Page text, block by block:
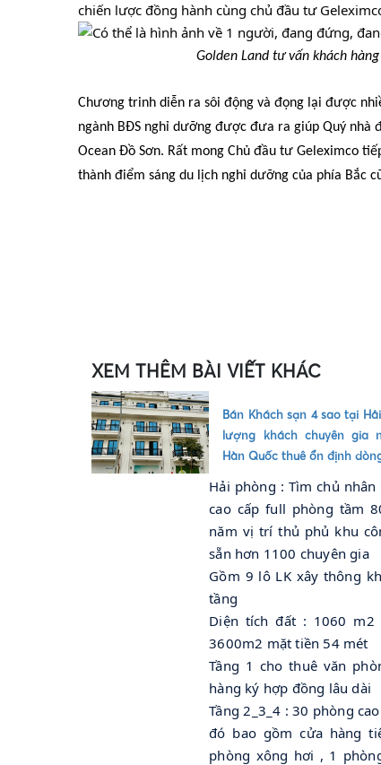
chiến lược đồng hành cùng chủ đầu tư
Golden Land tư vấn khách
Chương trinh diễn ra sôi động và đọng lại được
ngành BĐS nghỉ dưỡng được đưa ra giúp Quý nhà
Ocean Đồ Sơn. Rất mong Chủ đầu tư Geleximco
thành điểm sáng du lịch nghỉ dưỡng của phía Bắc
XEM THÊM BÀI VIẾT KHÁC
Bán Khách sạn 4 sao tại
lượng khách chuyên gia
Hàn Quốc thuê ổn định
Hải phòng : Tìm chủ nhân
cao cấp full phòng tầm
năm vị trí thủ phủ khu
sẵn hơn 1100 chuyên gia
Gồm 9 lô LK xây thông
tầng
Diện tích đất : 1060 m2
3600m2 mặt tiền 54 mét
Tầng 1 cho thuê văn
hàng ký hợp đồng lâu dài
Tầng 2_3_4 : 30 phòng
đó bao gồm cửa hàng
phòng xông hơi , 1